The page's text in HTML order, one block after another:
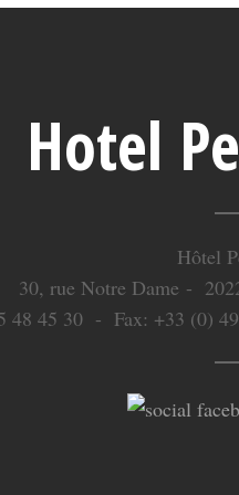
Hotel
Hôtel
30, rue Notre Dame -
48 45 30 - Fax: +33 (0)